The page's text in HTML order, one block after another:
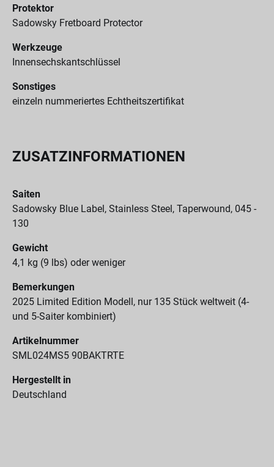
Protektor
Sadowsky Fretboard Protector
Werkzeuge
Innensechskantschlüssel
Sonstiges
einzeln nummeriertes Echtheitszertifikat
ZUSATZINFORMATIONEN
Saiten
Sadowsky Blue Label, Stainless Steel, Taperwound, 045 -
130
Gewicht
4,1 kg (9 lbs) oder weniger
Bemerkungen
2025 Limited Edition Modell, nur 135 Stück weltweit (4-
und 5-Saiter kombiniert)
Artikelnummer
SML024MS5 90BAKTRTE
Hergestellt in
Deutschland